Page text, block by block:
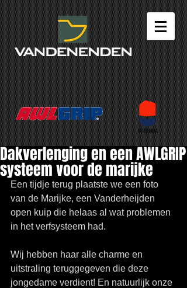
Dakverlenging en een AWLGRIP
systeem voor de marijke
Een tijdje terug plaatste we een foto
van de Marijke, een Vanderheijden
open kuip die helaas al wat problemen
in het verfsysteem had.
Wij hebben haar alle charme en
uitstraling teruggegeven die deze
jongedame verdient! En natuurlijk onze